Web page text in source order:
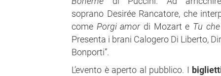
soprano Desirée Rancatore, che
come Porgi amordi Mozart e Tu
Presenta i brani Calogero Di Liberto,
Bonporti”.
L’evento è aperto al pubblico. I